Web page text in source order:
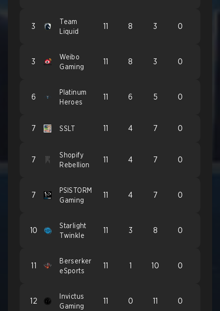
3
Team
Liquid
11 8 3 0
3
Weibo
Gaming
11 8 3 0
6
Platinum
Heroes
11 6 5 0
7 SSLT 11 4 7 0
7
Shopify
Rebellion
11 4 7 0
7
PSISTORM
Gaming
11 4 7 0
10
Starlight
Twinkle
11 3 8 0
11
Berserker
eSports
11 1 10 0
12
Invictus
Gaming
11 0 11 0